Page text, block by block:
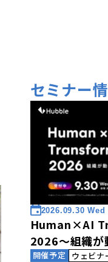
セミナー
2026.09.30 Wed
Human×AI
2026〜組織が
開催予定
ウェビナ